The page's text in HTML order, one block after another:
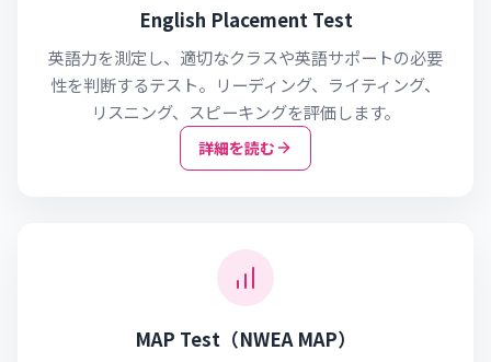
English Placement Test
英語力を測定し、適切なクラスや英語サポートの必要
性を判断するテスト。リーディング、ライティング、
リスニング、スピーキングを評価します。
詳細を読む
MAP Test（NWEA MAP）